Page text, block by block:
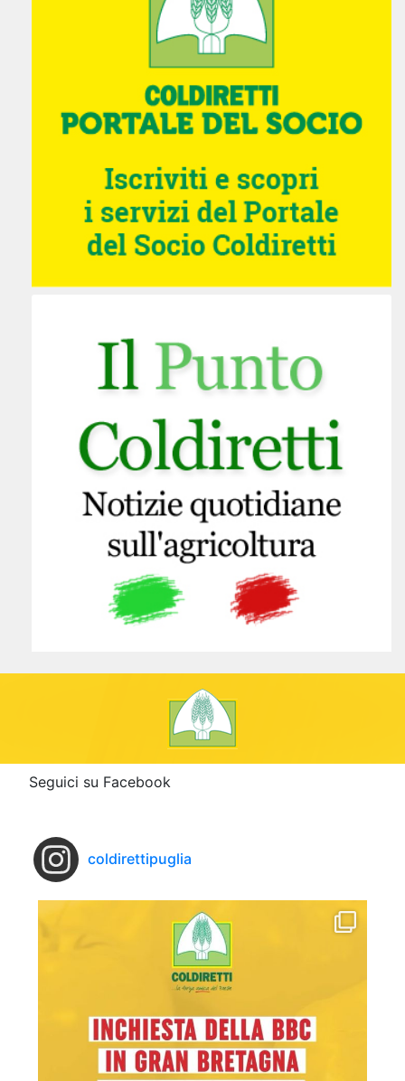
Seguici su Facebook
coldirettipuglia